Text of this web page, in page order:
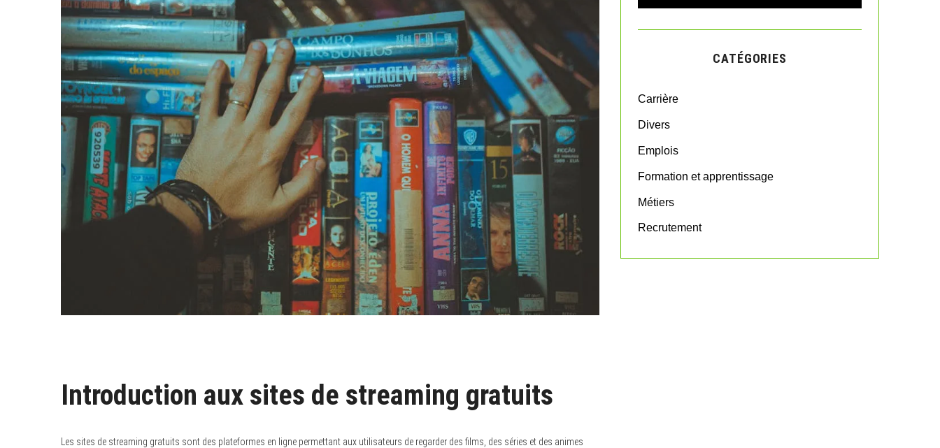
Introduction aux sites de streaming gratuits
Les sites de streaming gratuits sont des plateformes en ligne permettant aux utilisateurs de regarder des films, des séries et des animes
a
r
o
A
C
CATÉGORIES
Carrière
Divers
Emplois
Formation et apprentissage
Métiers
Recrutement